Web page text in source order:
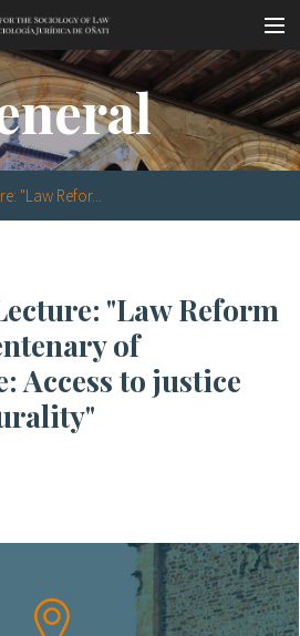
"Law Refor...
of
Access to justice